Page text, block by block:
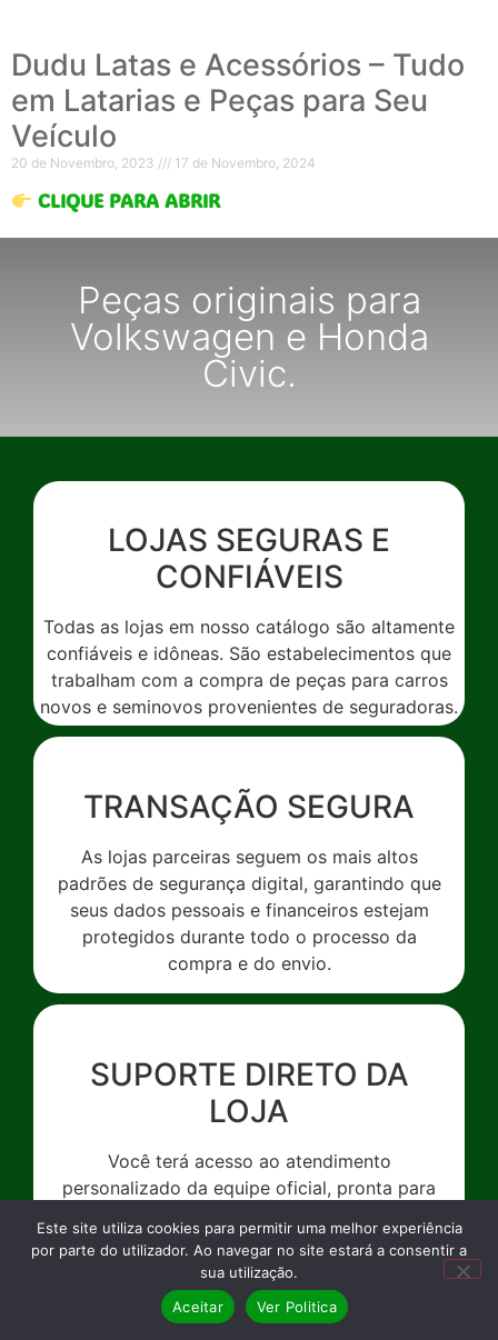
Dudu Latas e Acessórios – Tudo
em Latarias e Peças para Seu
Veículo
20 de Novembro, 2023 17 de Novembro, 2024
CLIQUE PARA ABRIR
Peças originais para
Volkswagen e Honda
Civic.
LOJAS SEGURAS E
CONFIÁVEIS
Todas as lojas em nosso catálogo são altamente
confiáveis e idôneas. São estabelecimentos que
trabalham com a compra de peças para carros
novos e seminovos provenientes de seguradoras.
TRANSAÇÃO SEGURA
As lojas parceiras seguem os mais altos
padrões de segurança digital, garantindo que
seus dados pessoais e financeiros estejam
protegidos durante todo o processo da
compra e do envio.
SUPORTE DIRETO DA
LOJA
Você terá acesso ao atendimento
personalizado da equipe oficial, pronta para
problema de forma rápida e eficiente.
Este site utiliza cookies para permitir uma melhor experiência
por parte do utilizador. Ao navegar no site estará a consentir a
sua utilização.
Aceitar
Ver Politica